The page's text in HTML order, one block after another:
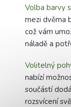
Volba barvy
mezi dvěma
což vám
náladě a
Volitelný
nabízí
součástí
rozsvícení